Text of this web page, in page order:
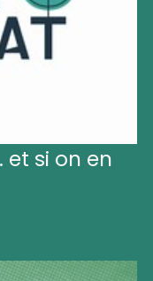
et si on en